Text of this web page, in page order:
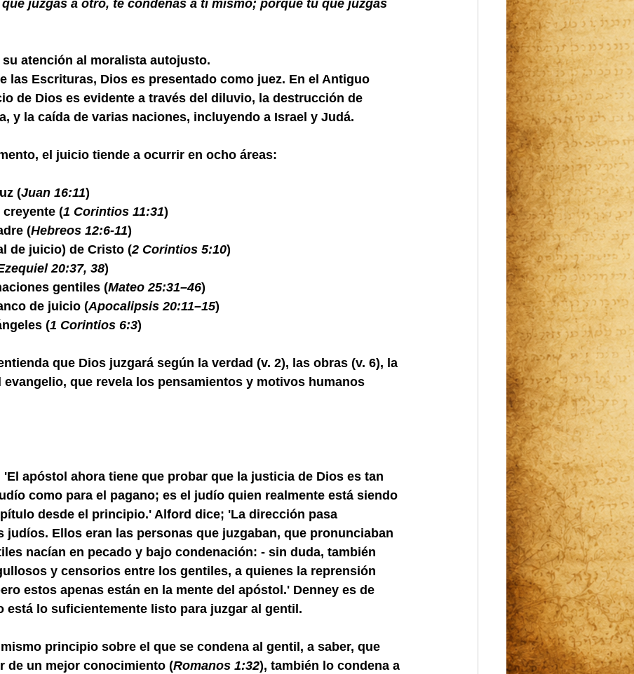
juzgas a otro, te condenas a ti mismo; porque tú que juzgas
atención al moralista autojusto.
las Escrituras, Dios es presentado como juez. En el Antiguo
de Dios es evidente a través del diluvio, la destrucción de
y la caída de varias naciones, incluyendo a Israel y Judá.
el juicio tiende a ocurrir en ocho áreas:
(Juan 16:11)
(1 Corintios 11:31)
(Hebreos 12:6-11)
de juicio) de Cristo (2 Corintios 5:10)
20:37, 38)
gentiles (Mateo 25:31–46)
de juicio (Apocalipsis 20:11–15)
(1 Corintios 6:3)
que Dios juzgará según la verdad (v. 2), las obras (v. 6), la
evangelio, que revela los pensamientos y motivos humanos
apóstol ahora tiene que probar que la justicia de Dios es tan
como para el pagano; es el judío quien realmente está siendo
desde el principio.' Alford dice; 'La dirección pasa
judíos. Ellos eran las personas que juzgaban, que pronunciaban
nacían en pecado y bajo condenación: - sin duda, también
y censorios entre los gentiles, a quienes la reprensión
estos apenas están en la mente del apóstol.' Denney es de
está lo suficientemente listo para juzgar al gentil.
principio sobre el que se condena al gentil, a saber, que
de un mejor conocimiento (Romanos 1:32), también lo condena a